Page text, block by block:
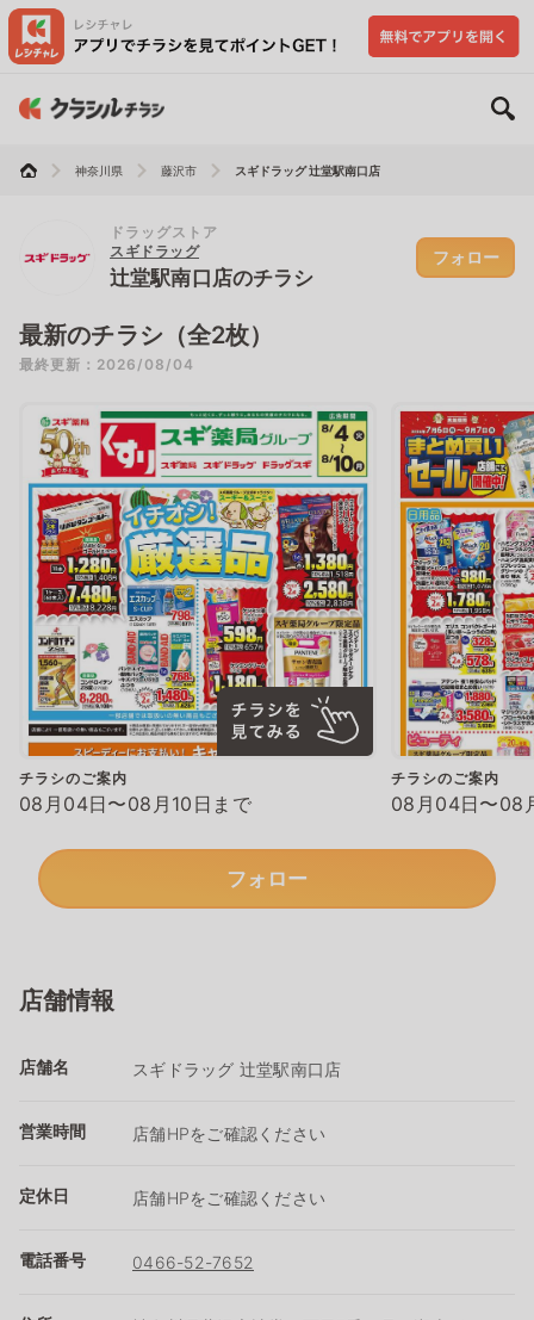
神奈川県 藤沢市 スギドラッグ 辻堂駅南口店
ドラッグストア
スギドラッグ
辻堂駅南口店のチラシ
フォロー
最新のチラシ（全2枚）
最終更新：2026/08/04
チラシのご案内
08月04日〜08月10日まで
チラシのご案内
08月04日〜08
フォロー
店舗情報
店舗名 スギドラッグ 辻堂駅南口店
営業時間 店舗HPをご確認ください
定休日 店舗HPをご確認ください
電話番号 0466-52-7652